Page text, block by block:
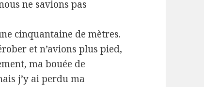
ne savions pas
cinquantaine de mètres.
et n’avions plus pied,
ma bouée de
j’y ai perdu ma